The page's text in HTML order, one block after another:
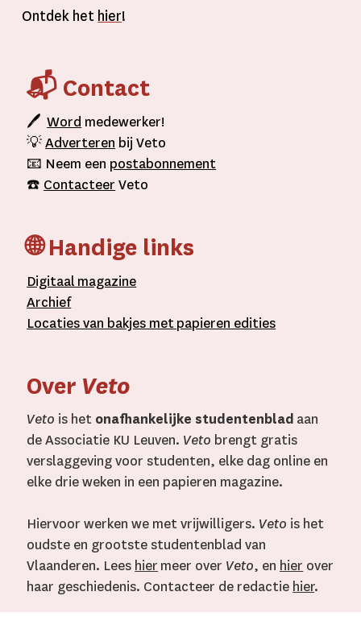
Ontdek het hier!
📬 Contact
🖊Word medewerker!
💡Adverteren bij Veto
📧 Neem een postabonnement
☎️ Contacteer Veto
🌐 Handige links
Digitaal magazine
Archief
Locaties van bakjes metpapieren edities
Over Veto
Veto is het onafhankelijke studentenblad aan
de Associatie KU Leuven. Veto brengt gratis
verslaggeving voor studenten, elke dag online en
elke drie weken in een papieren magazine.
Hiervoor werken we met vrijwilligers. Veto is het
oudste en grootste studentenblad van
Vlaanderen. Lees hier meer over Veto, en hier over
haar geschiedenis. Contacteer de redactie hier.